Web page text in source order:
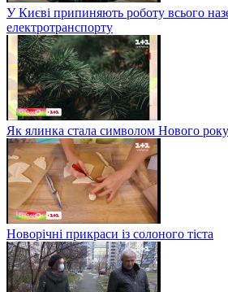
У Києві припиняють роботу всього
електротранспорту
Як ялинка стала символом Нового року
Новорічні прикраси із солоного тіста